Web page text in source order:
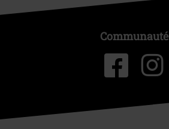
Communauté